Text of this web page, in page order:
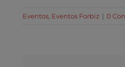
Eventos Eventos Forbiz | 0